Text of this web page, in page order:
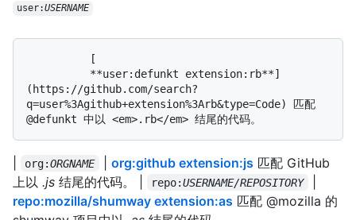
user:USERNAME
(https://github.com/search?
q=user%3Agithub+extension%3Arb&type=Code) 匹配
org:ORGNAME org:github extension:js 匹配 GitHub
上以 .js 结尾的代码。 | repo:USERNAME/REPOSITORY
repo:mozilla/shumway extension:as 匹配 @mozilla 的